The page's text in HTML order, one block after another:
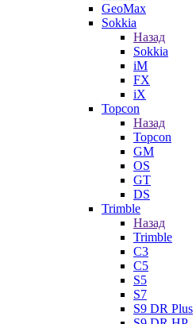
GeoMax
Sokkia
Назад
Sokkia
iM
FX
iX
Topcon
Назад
Topcon
GM
OS
GT
DS
Trimble
Назад
Trimble
C3
C5
S5
S7
S9 DR Plus